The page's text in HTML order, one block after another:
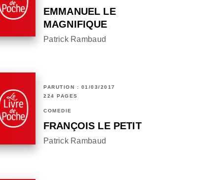
EMMANUEL LE
MAGNIFIQUE
Patrick Rambaud
PARUTION : 01/03/2017
224 PAGES
COMÉDIE
FRANÇOIS LE PETIT
Patrick Rambaud